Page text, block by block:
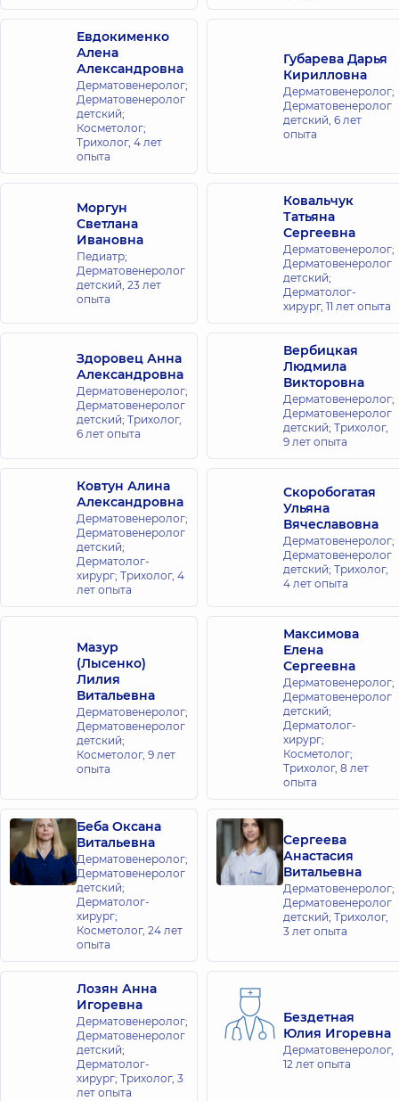
Медицинский
Центр
«Добробут»
для всей
семьи на
Софиевской
Борщаговке
ул. Яблочная,
Софиевская
Борщаговка
Медицинский
Центр
«Добробут»
для всей
Оболони
просп.
Владимира
Ивасюка
(Героев
Сталинграда),
Медицинский
Центр
«Добробут»
для всей
семьи на
Святошино
ул.
Медицинский
Центр
«Добробут»
для всей
семьи на
Позняках
Драгоманова,
21-А, г. Киев
Медицинский
Центр
«Добробут»
для всей
семьи на ул.
Татарская
Татарская,
2-Е, г. Киев
Медицинский
Центр
«Добробут».
Евдокименко
Алена
Александровна
Дерматовенеролог;
Дерматовенеролог
детский;
Косметолог;
Трихолог, 4 лет
опыта
Губарева Дарья
Кирилловна
Дерматовенеролог;
Дерматовенеролог
детский, 6 лет
опыта
Моргун
Светлана
Ивановна
Педиатр;
Дерматовенеролог
детский, 23 лет
опыта
Ковальчук
Татьяна
Сергеевна
Дерматовенеролог;
Дерматовенеролог
детский;
Дерматолог-
хирург, 11 лет опыта
Здоровец Анна
Александровна
Дерматовенеролог;
Дерматовенеролог
детский; Трихолог,
6 лет опыта
Вербицкая
Людмила
Викторовна
Дерматовенеролог;
Дерматовенеролог
детский; Трихолог,
9 лет опыта
Ковтун Алина
Александровна
Дерматовенеролог;
Дерматовенеролог
детский;
Дерматолог-
хирург; Трихолог, 4
лет опыта
Скоробогатая
Ульяна
Вячеславовна
Дерматовенеролог;
Дерматовенеролог
детский; Трихолог,
4 лет опыта
Мазур
(Лысенко)
Лилия
Витальевна
Дерматовенеролог;
Дерматовенеролог
детский;
Косметолог, 9 лет
опыта
Максимова
Елена
Сергеевна
Дерматовенеролог;
Дерматовенеролог
детский;
Дерматолог-
хирург;
Косметолог;
Трихолог, 8 лет
опыта
Беба Оксана
Витальевна
Дерматовенеролог;
Дерматовенеролог
детский;
Дерматолог-
хирург;
Косметолог, 24 лет
опыта
Сергеева
Анастасия
Витальевна
Дерматовенеролог;
Дерматовенеролог
детский; Трихолог,
3 лет опыта
Лозян Анна
Игоревна
Дерматовенеролог;
Дерматовенеролог
детский;
Дерматолог-
хирург; Трихолог, 3
лет опыта
Бездетная
Юлия Игоревна
Дерматовенеролог,
12 лет опыта